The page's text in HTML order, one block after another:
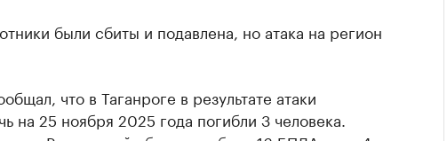
были сбиты и подавлена, но атака на регион
что в Таганроге в результате атаки
на 25 ноября 2025 года погибли 3 человека.